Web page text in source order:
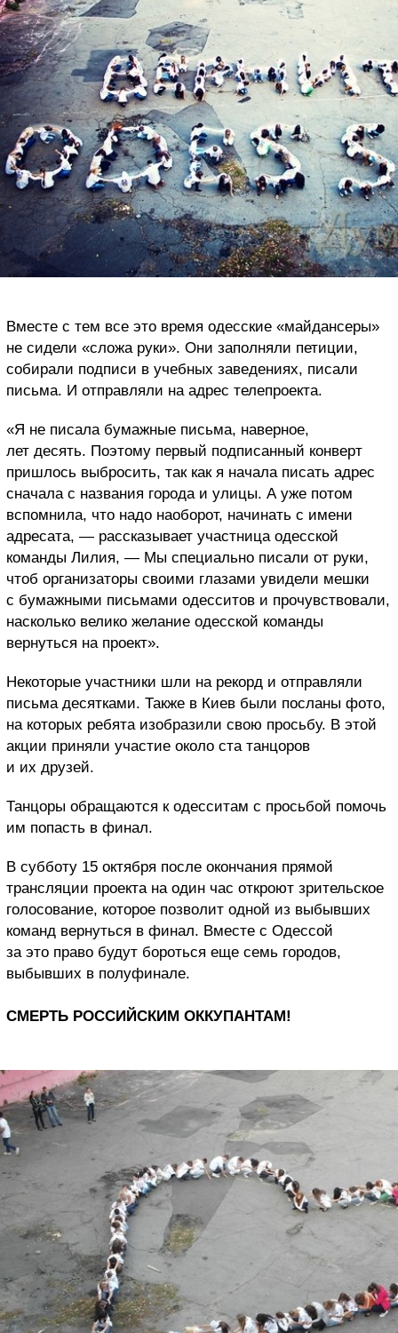
Вместе с тем все это время одесские «майдансеры»
не сидели «сложа руки». Они заполняли петиции,
собирали подписи в учебных заведениях, писали
письма. И отправляли на адрес телепроекта.
«Я не писала бумажные письма, наверное,
лет десять. Поэтому первый подписанный конверт
пришлось выбросить, так как я начала писать адрес
сначала с названия города и улицы. А уже потом
вспомнила, что надо наоборот, начинать с имени
адресата, — рассказывает участница одесской
команды Лилия, — Мы специально писали от руки,
чтоб организаторы своими глазами увидели мешки
с бумажными письмами одесситов и прочувствовали,
насколько велико желание одесской команды
вернуться на проект».
Некоторые участники шли на рекорд и отправляли
письма десятками. Также в Киев были посланы фото,
на которых ребята изобразили свою просьбу. В этой
акции приняли участие около ста танцоров
и их друзей.
Танцоры обращаются к одесситам с просьбой помочь
им попасть в финал.
В субботу 15 октября после окончания прямой
трансляции проекта на один час откроют зрительское
голосование, которое позволит одной из выбывших
команд вернуться в финал. Вместе с Одессой
за это право будут бороться еще семь городов,
выбывших в полуфинале.
СМЕРТЬ РОССИЙСКИМ ОККУПАНТАМ!